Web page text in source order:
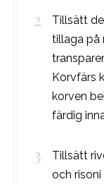
Tillsätt
tillaga på
Korvfärs
korven
färdig
Tillsätt
och